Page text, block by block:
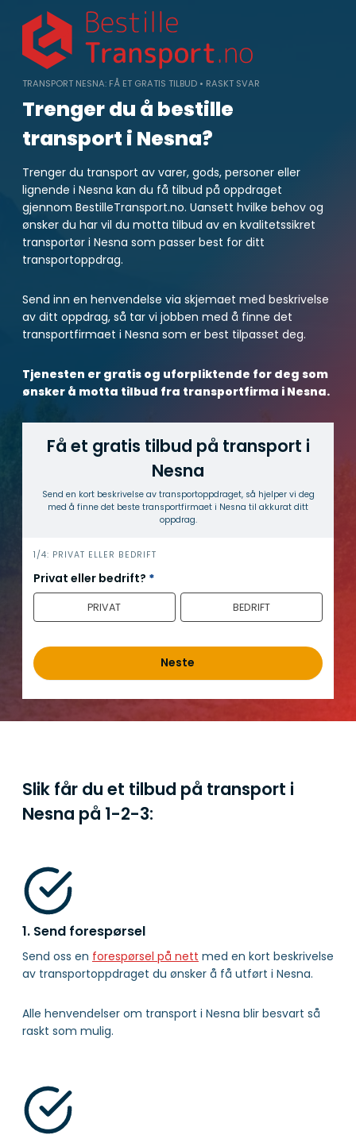
content
TRANSPORT NESNA: FÅ ET GRATIS TILBUD • RASKT SVAR
Trenger du å bestille
transport i Nesna?
Trenger du transport av varer, gods, personer eller
lignende i Nesna kan du få tilbud på oppdraget
gjennom BestilleTransport.no. Uansett hvilke behov og
ønsker du har vil du motta tilbud av en kvalitetssikret
transportør i Nesna som passer best for ditt
transportoppdrag.
Send inn en henvendelse via skjemaet med beskrivelse
av ditt oppdrag, så tar vi jobben med å finne det
transportfirmaet i Nesna som er best tilpasset deg.
Tjenesten er gratis og uforpliktende for deg som
ønsker å motta tilbud fra transportfirma i Nesna.
Få et gratis tilbud på transport i
Nesna
Send en kort beskrivelse av transport­oppdraget, så hjelper vi deg
med å finne det beste transport­firmaet i Nesna til akkurat ditt
oppdrag.
h
e
r
1/4: PRIVAT ELLER BEDRIFT
Privat eller bedrift? *
PRIVAT BEDRIFT
Neste
Slik får du et tilbud på transport i
Nesna på 1-2-3:
1. Send forespørsel
Send oss en forespørsel på nett med en kort beskrivelse
av transportoppdraget du ønsker å få utført i Nesna.
Alle henvendelser om transport i Nesna blir besvart så
raskt som mulig.